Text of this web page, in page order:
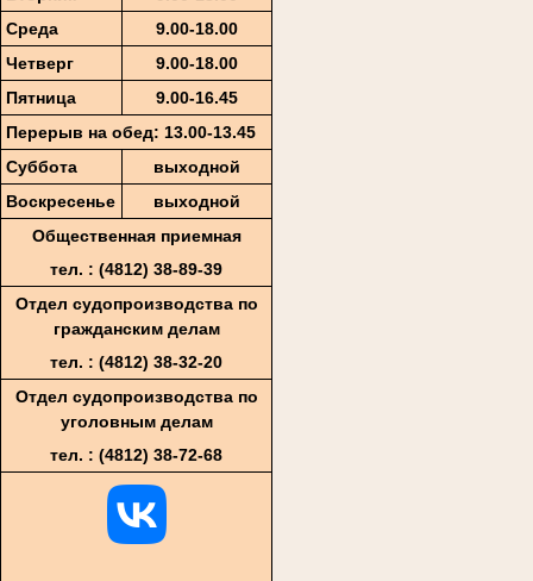
Среда
9.00-18.00
Четверг
9.00-18.00
Пятница
9.00-16.45
Перерыв на обед: 13.00-13.45
Суббота
выходной
Воскресенье
выходной
Общественная приемная
тел. : (4812) 38-89-39
Отдел судопроизводства по
гражданским делам
тел. : (4812) 38-32-20
Отдел судопроизводства по
уголовным делам
тел. : (4812) 38-72-68